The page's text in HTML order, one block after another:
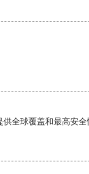
全球覆盖和最高安全